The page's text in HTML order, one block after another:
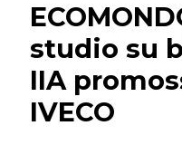
studio su
IIA
IVECO